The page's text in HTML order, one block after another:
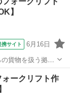
】
携サイト 6月16日
貨物を扱う拠点
ークリフト作